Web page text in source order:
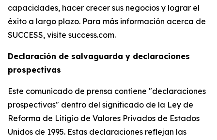
capacidades, hacer crecer sus negocios y lograr el
éxito a largo plazo. Para más información acerca de
SUCCESS, visite success.com.
Declaración de salvaguarda y declaraciones
prospectivas
Este comunicado de prensa contiene "declaraciones
prospectivas" dentro del significado de la Ley de
Reforma de Litigio de Valores Privados de Estados
Unidos de 1995. Estas declaraciones reflejan las